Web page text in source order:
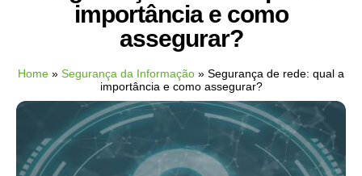
importância e como
assegurar?
Home » Segurança da Informação » Segurança de rede: qual a
importância e como assegurar?